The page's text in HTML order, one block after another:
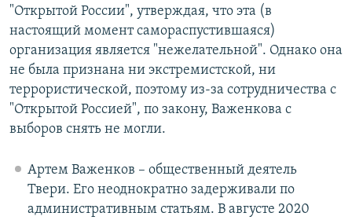
"Открытой России", утверждая, что эта (в
настоящий момент самораспустившаяся)
организация является "нежелательной". Однако она
не была признана ни экстремистской, ни
террористической, поэтому из-за сотрудничества с
"Открытой Россией", по закону, Важенкова с
выборов снять не могли.
Артем Важенков – общественный деятель
Твери. Его неоднократно задерживали по
административным статьям. В августе 2020